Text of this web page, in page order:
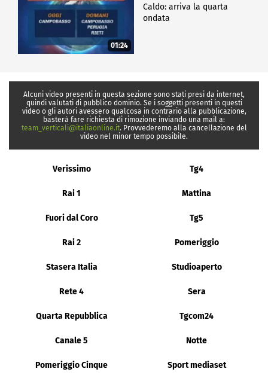
01:24
Caldo: arriva la quarta
ondata
Alcuni video presenti in questa sezione sono stati presi da internet,
quindi valutati di pubblico dominio. Se i soggetti presenti in questi
video o gli autori avessero qualcosa in contrario alla pubblicazione,
basterà fare richiesta di rimozione inviando una mail a:
team_verticali@italiaonline.it. Provvederemo alla cancellazione del
video nel minor tempo possibile.
Verissimo Tg4
Rai 1 Mattina
Fuori dal Coro Tg5
Rai 2 Pomeriggio
Stasera Italia Studioaperto
Rete 4 Sera
Quarta Repubblica Tgcom24
Canale 5 Notte
Pomeriggio Cinque Sport mediaset